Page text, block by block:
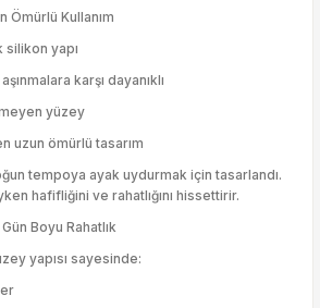
Ömürlü Kullanım
yapı
karşı dayanıklı
yüzey
uzun ömürlü tasarım
tempoya ayak uydurmak için tasarlandı.
hafifliğini ve rahatlığını hissettirir.
Boyu Rahatlık
yapısı sayesinde: